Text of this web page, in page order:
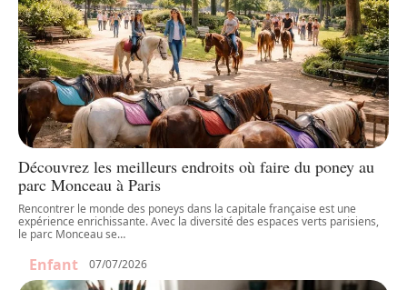
Découvrez les meilleurs endroits où faire du poney au
parc Monceau à Paris
Rencontrer le monde des poneys dans la capitale française est une
expérience enrichissante. Avec la diversité des espaces verts parisiens,
le parc Monceau se…
Enfant 07/07/2026